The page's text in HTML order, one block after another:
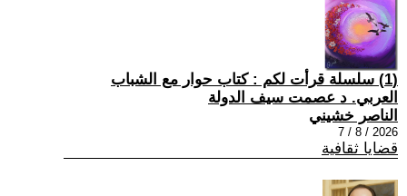
(1) سلسلة قرأت لكم : كتاب حوار مع الشباب
العربي. د عصمت سيف الدولة
الناصر خشيني
2026 / 8 / 7
قضايا ثقافية